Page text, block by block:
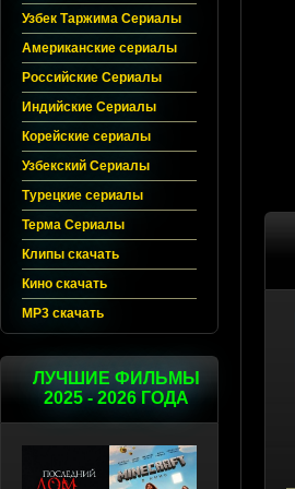
Узбек Таржима Сериалы
Американские сериалы
Российские Сериалы
Индийские Сериалы
Корейские сериалы
Узбекский Сериалы
Турецкие сериалы
Терма Сериалы
Клипы скачать
Кино скачать
MP3 скачать
ЛУЧШИЕ ФИЛЬМЫ
2025 - 2026 ГОДА